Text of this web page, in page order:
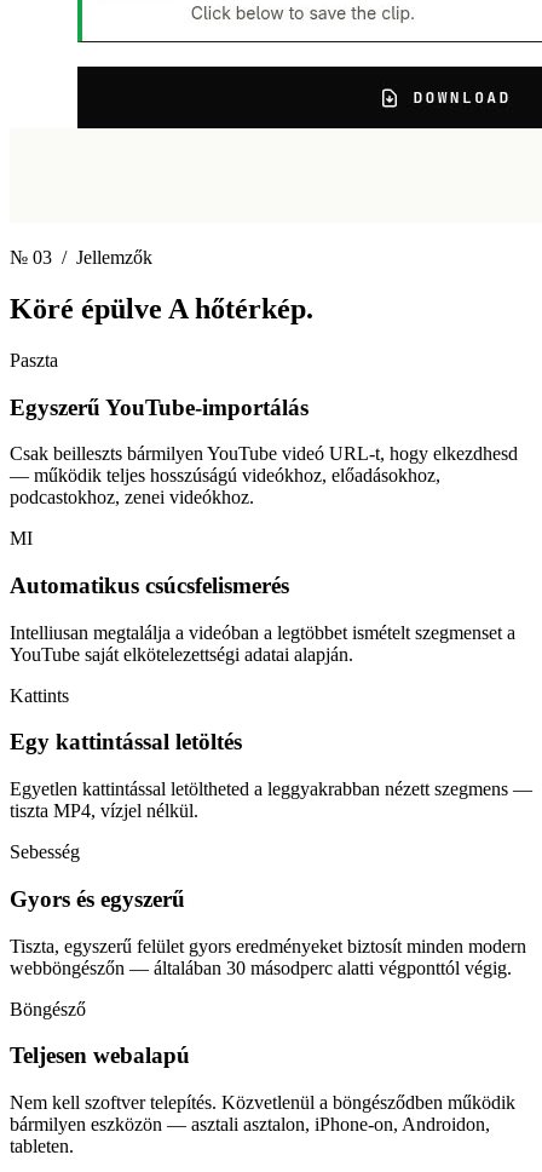
№ 03 / Jellemzők
Köré épülve A hőtérkép.
Paszta
Egyszerű YouTube-importálás
Csak beilleszts bármilyen YouTube videó URL-t, hogy elkezdhesd
— működik teljes hosszúságú videókhoz, előadásokhoz,
podcastokhoz, zenei videókhoz.
MI
Automatikus csúcsfelismerés
Intelliusan megtalálja a videóban a legtöbbet ismételt szegmenset a
YouTube saját elkötelezettségi adatai alapján.
Kattints
Egy kattintással letöltés
Egyetlen kattintással letöltheted a leggyakrabban nézett szegmens —
tiszta MP4, vízjel nélkül.
Sebesség
Gyors és egyszerű
Tiszta, egyszerű felület gyors eredményeket biztosít minden modern
webböngészőn — általában 30 másodperc alatti végponttól végig.
Böngésző
Teljesen webalapú
Nem kell szoftver telepítés. Közvetlenül a böngésződben működik
bármilyen eszközön — asztali asztalon, iPhone-on, Androidon,
tableten.